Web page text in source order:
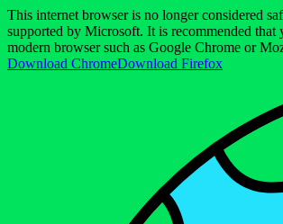
This internet browser is no longer considered
supported by Microsoft. It is recommended that
modern browser such as Google Chrome or
Download ChromeDownload Firefox